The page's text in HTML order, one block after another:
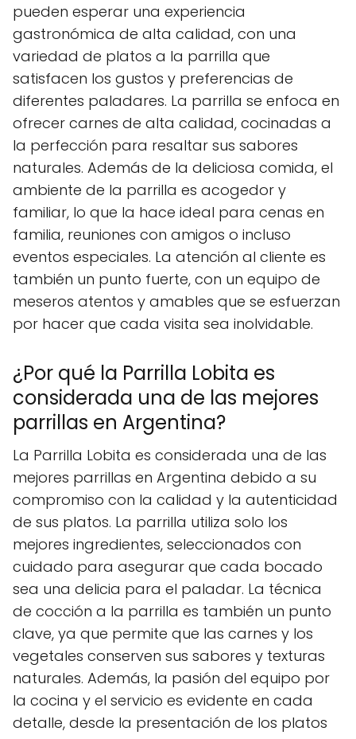
pueden esperar una experiencia
gastronómica de alta calidad, con una
variedad de platos a la parrilla que
satisfacen los gustos y preferencias de
diferentes paladares. La parrilla se enfoca en
ofrecer carnes de alta calidad, cocinadas a
la perfección para resaltar sus sabores
naturales. Además de la deliciosa comida, el
ambiente de la parrilla es acogedor y
familiar, lo que la hace ideal para cenas en
familia, reuniones con amigos o incluso
eventos especiales. La atención al cliente es
también un punto fuerte, con un equipo de
meseros atentos y amables que se esfuerzan
por hacer que cada visita sea inolvidable.
¿Por qué la Parrilla Lobita es
considerada una de las mejores
parrillas en Argentina?
La Parrilla Lobita es considerada una de las
mejores parrillas en Argentina debido a su
compromiso con la calidad y la autenticidad
de sus platos. La parrilla utiliza solo los
mejores ingredientes, seleccionados con
cuidado para asegurar que cada bocado
sea una delicia para el paladar. La técnica
de cocción a la parrilla es también un punto
clave, ya que permite que las carnes y los
vegetales conserven sus sabores y texturas
naturales. Además, la pasión del equipo por
la cocina y el servicio es evidente en cada
detalle, desde la presentación de los platos